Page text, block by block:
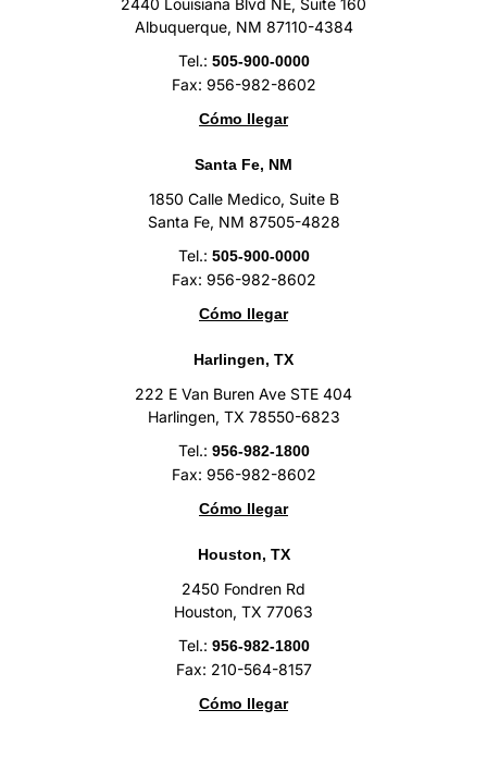
2440 Louisiana Blvd NE, Suite 160
Albuquerque, NM 87110-4384
Tel.: 505-900-0000
Fax: 956-982-8602
Cómo llegar
Santa Fe, NM
1850 Calle Medico, Suite B
Santa Fe, NM 87505-4828
Tel.: 505-900-0000
Fax: 956-982-8602
Cómo llegar
Harlingen, TX
222 E Van Buren Ave STE 404
Harlingen, TX 78550-6823
Tel.: 956-982-1800
Fax: 956-982-8602
Cómo llegar
Houston, TX
2450 Fondren Rd
Houston, TX 77063
Tel.: 956-982-1800
Fax: 210-564-8157
Cómo llegar